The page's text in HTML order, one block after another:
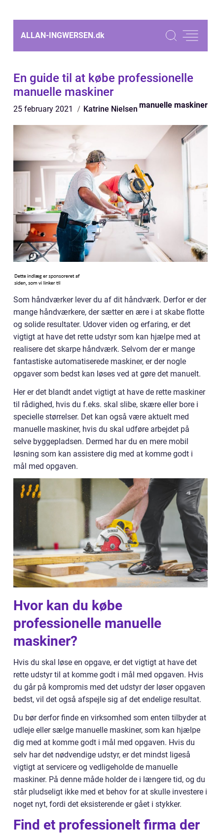
ALLAN-INGWERSEN.dk
En guide til at købe professionelle
manuelle maskiner
25 february 2021 Katrine Nielsen manuelle maskiner
Som håndværker lever du af dit håndværk. Derfor er der
mange håndværkere, der sætter en ære i at skabe flotte
og solide resultater. Udover viden og erfaring, er det
vigtigt at have det rette udstyr som kan hjælpe med at
realisere det skarpe håndværk. Selvom der er mange
fantastiske automatiserede maskiner, er der nogle
opgaver som bedst kan løses ved at gøre det manuelt.
Her er det blandt andet vigtigt at have de rette maskiner
til rådighed, hvis du f.eks. skal slibe, skære eller bore i
specielle størrelser. Det kan også være aktuelt med
manuelle maskiner, hvis du skal udføre arbejdet på
selve byggepladsen. Dermed har du en mere mobil
løsning som kan assistere dig med at komme godt i
mål med opgaven.
Hvor kan du købe
professionelle manuelle
maskiner?
Hvis du skal løse en opgave, er det vigtigt at have det
rette udstyr til at komme godt i mål med opgaven. Hvis
du går på kompromis med det udstyr der løser opgaven
bedst, vil det også afspejle sig af det endelige resultat.
Du bør derfor finde en virksomhed som enten tilbyder at
udleje eller sælge manuelle maskiner, som kan hjælpe
dig med at komme godt i mål med opgaven. Hvis du
selv har det nødvendige udstyr, er det mindst ligeså
vigtigt at servicere og vedligeholde de manuelle
maskiner. På denne måde holder de i længere tid, og du
står pludseligt ikke med et behov for at skulle investere i
noget nyt, fordi det eksisterende er gået i stykker.
Find et professionelt firma der